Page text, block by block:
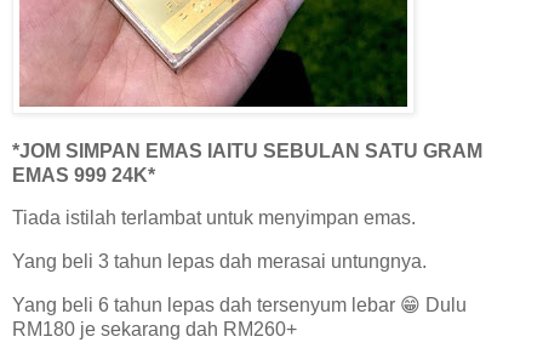
*JOM SIMPAN EMAS IAITU SEBULAN SATU GRAM
EMAS 999 24K*
Tiada istilah terlambat untuk menyimpan emas.
Yang beli 3 tahun lepas dah merasai untungnya.
Yang beli 6 tahun lepas dah tersenyum lebar 😁 Dulu
RM180 je sekarang dah RM260+